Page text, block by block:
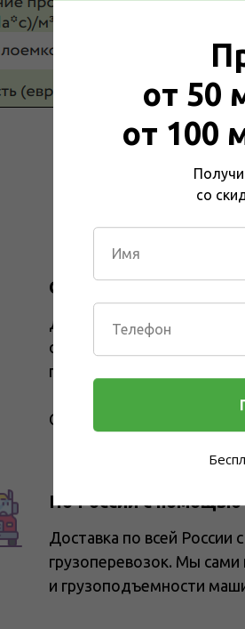
С наших складов по
Доставка по городам
осуществляется
подобное).
Стоимость доставки для
По России с помощью
Доставка по всей России
грузоперевозок. Мы
и грузоподъемности
от 50
от 100
со